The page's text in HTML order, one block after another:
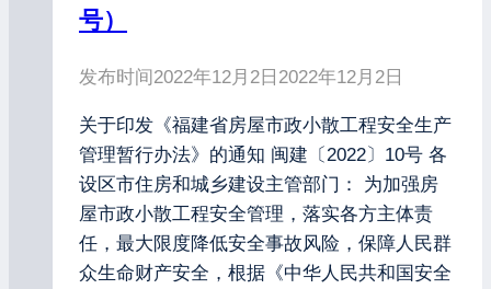
号）
发布时间2022年12月2日 2022年12月2日
关于印发《福建省房屋市政小散工程安全生产
管理暂行办法》的通知 闽建〔2022〕10号 各
设区市住房和城乡建设主管部门： 为加强房
屋市政小散工程安全管理，落实各方主体责
任，最大限度降低安全事故风险，保障人民群
众生命财产安全，根据《中华人民共和国安全